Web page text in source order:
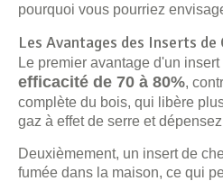
pourquoi vous pourriez
Les Avantages des Inserts de
Le premier avantage d'un
efficacité de 70 à 80%,
complète du bois, qui libère
gaz à effet de serre et
Deuxièmement, un insert de
fumée dans la maison, ce qui